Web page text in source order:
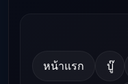
หน้าแรก บู๊